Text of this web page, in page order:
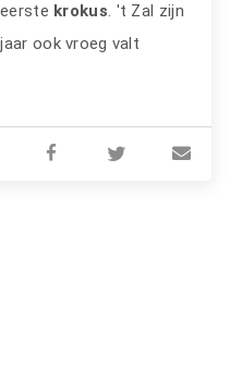
krokus. 't Zal zijn
ook vroeg valt